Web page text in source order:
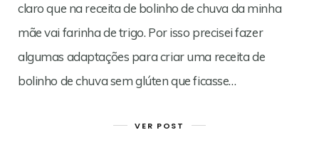
claro que na receita de bolinho de chuva da minha
mãe vai farinha de trigo. Por isso precisei fazer
algumas adaptações para criar uma receita de
bolinho de chuva sem glúten que ficasse…
VER POST